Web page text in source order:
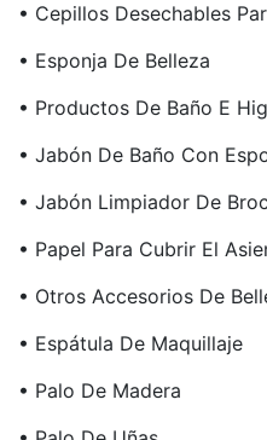
• Cepillos Desechables
• Esponja De Belleza
• Productos De Baño E
• Jabón De Baño Con
• Jabón Limpiador De
• Papel Para Cubrir El
• Otros Accesorios De
• Espátula De Maquillaje
• Palo De Madera